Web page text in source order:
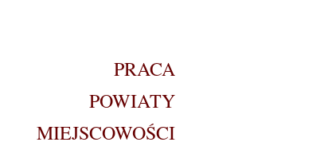
PRACA
POWIATY
MIEJSCOWOŚCI